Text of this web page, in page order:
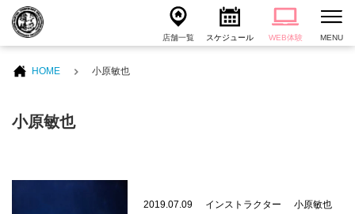
店舗一覧 スケジュール WEB体験 MENU
HOME 小原敏也
小原敏也
2019.07.09 インストラクター 小原敏也